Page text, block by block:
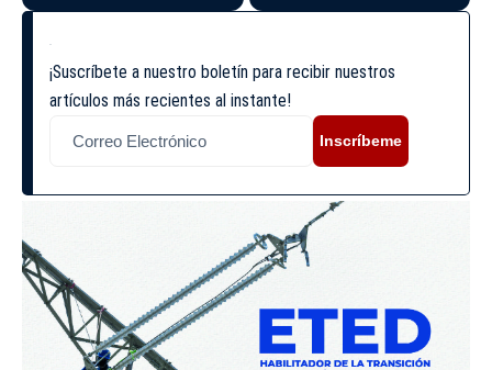
¡Suscríbete a nuestro boletín para recibir nuestros
artículos más recientes al instante!
Inscríbeme